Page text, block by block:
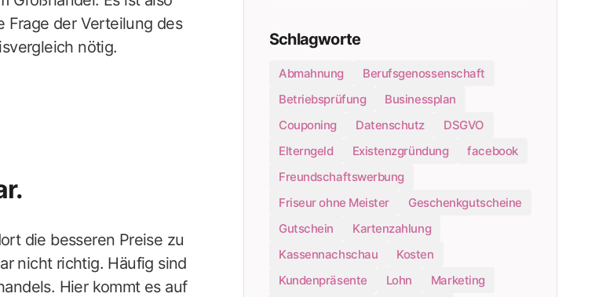
Frage der Verteilung des
nötig.
die besseren Preise zu
nicht richtig. Häufig sind
Hier kommt es auf
Schlagworte
Abmahnung
Berufsgenossenschaft
Betriebsprüfung
Businessplan
Couponing
Datenschutz
DSGVO
Elterngeld
Existenzgründung
facebook
Freundschaftswerbung
Friseur ohne Meister
Geschenkgutscheine
Gutschein
Kartenzahlung
Kassennachschau
Kosten
Kundenpräsente
Lohn
Marketing